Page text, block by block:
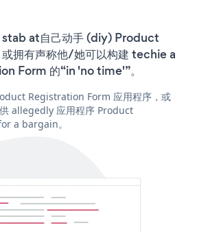
stab at自己动手 (diy) Product
拥有声称他/她可以构建 techie a
Form 的“in 'no time'”。
Registration Form 应用程序，或
allegedly 应用程序 Product
a bargain。